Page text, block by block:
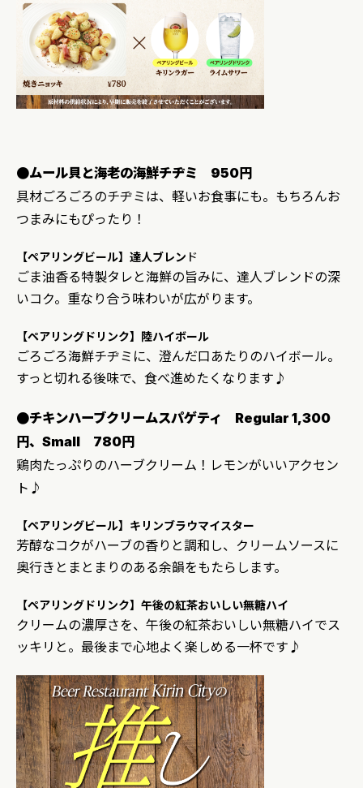
●ムール貝と海老の海鮮チヂミ 950円
具材ごろごろのチヂミは、軽いお食事にも。もちろんお
つまみにもぴったり！
【ペアリングビール】達人ブレン ド
ごま油香る特製タレと海鮮の旨みに、達人ブレンドの深
いコク。重なり合う味わいが広がります。
【ペアリングドリンク】陸ハイボール
ごろごろ海鮮チヂミに、澄んだ口あたりのハイボール。
すっと切れる後味で、食べ進めたくなります♪
●チキンハーブクリームスパゲティ Regular 1,300
円、Small 780円
鶏肉たっぷりのハーブクリーム！レモンがいいアクセン
ト♪
【ペアリングビール】キリンブラウマイスター
芳醇なコクがハーブの香りと調和し、クリームソースに
奥行きとまとまりのある余韻をもたらします。
【ペアリングドリンク】午後の紅茶おいしい無糖ハイ
クリームの濃厚さを、午後の紅茶おいしい無糖ハイでス
ッキリと。最後まで心地よく楽しめる一杯です♪